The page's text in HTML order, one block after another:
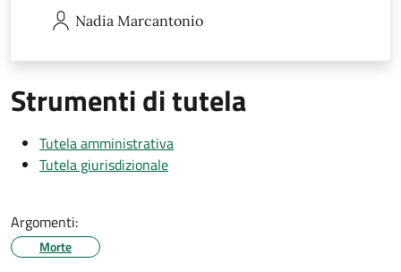
Nadia Marcantonio
Strumenti di tutela
Tutela amministrativa
Tutela giurisdizionale
Argomenti:
Morte